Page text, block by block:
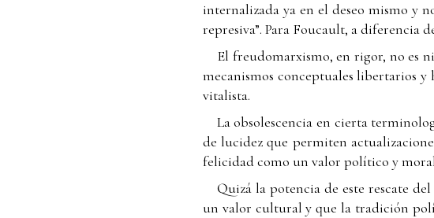
internalizada ya en el deseo mismo y
represiva”. Para Foucault, a diferencia
El freudomarxismo, en rigor, no es
mecanismos conceptuales libertarios
vitalista.
La obsolescencia en cierta
de lucidez que permiten
felicidad como un valor político y
Quizá la potencia de este rescate
un valor cultural y que la tradición